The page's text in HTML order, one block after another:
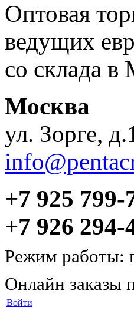
Оптовая
ведущих
со склада в
Москва
ул. Зорге,
+7 925 799-
+7 926 294-
Режим работы:
Онлайн заказы
Войти